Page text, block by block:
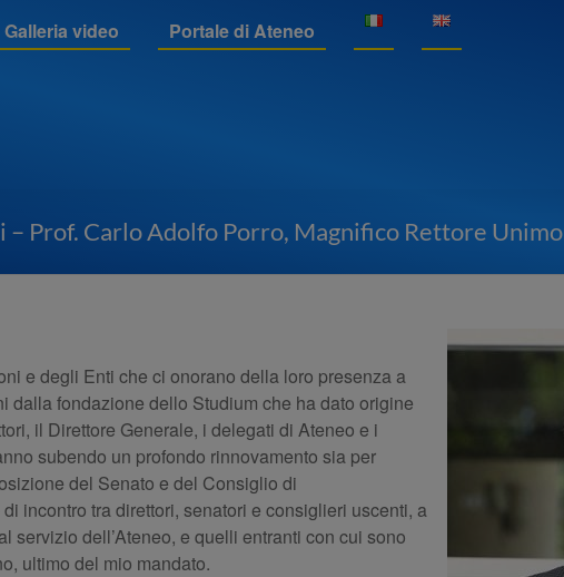
Galleria video Portale di Ateneo
Prof. Carlo Adolfo Porro, Magnifico Rettore
e degli Enti che ci onorano della loro presenza a
fondazione dello Studium che ha dato origine
il Direttore Generale, i delegati di Ateneo e i
subendo un profondo rinnovamento sia per
del Senato e del Consiglio di
incontro tra direttori, senatori e consiglieri uscenti, a
servizio dell’Ateneo, e quelli entranti con cui sono
ultimo del mio mandato.